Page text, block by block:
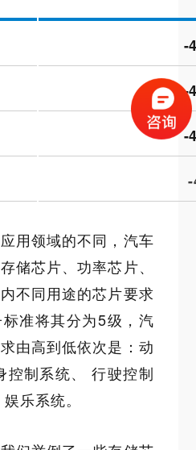
-
-
-
用领域的不同，汽车
储芯片、功率芯片、
不同用途的芯片要求
准将其分为5级，汽
由高到低依次是：动
控制系统、 行驶控制
乐系统。